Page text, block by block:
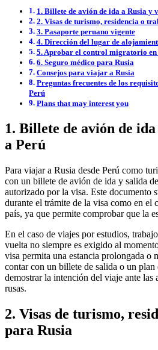
1. Billete de avión de ida a Rusia y
2. Visas de turismo, residencia o
3. Pasaporte peruano vigente
4. Dirección del lugar de
5. Aprobar el control migratorio en
6. Seguro médico para Rusia
Consejos para viajar a Rusia
Preguntas frecuentes de los
Perú
Plans that may interest you
1. Billete de avión de
a Perú
Para viajar a Rusia desde Perú como
con un billete de avión de ida y salida
autorizado por la visa. Este documento
durante el trámite de la visa como en el
país, ya que permite comprobar que la
En el caso de viajes por estudios,
vuelta no siempre es exigido al
visa permita una estancia prolongada o
contar con un billete de salida o un plan
demostrar la intención del viaje ante las
rusas.
2. Visas de turismo,
para Rusia